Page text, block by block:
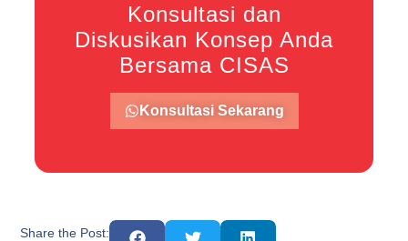
Konsultasi dan
Diskusikan Konsep Anda
Bersama CISAS
Konsultasi Sekarang
Share the Post: